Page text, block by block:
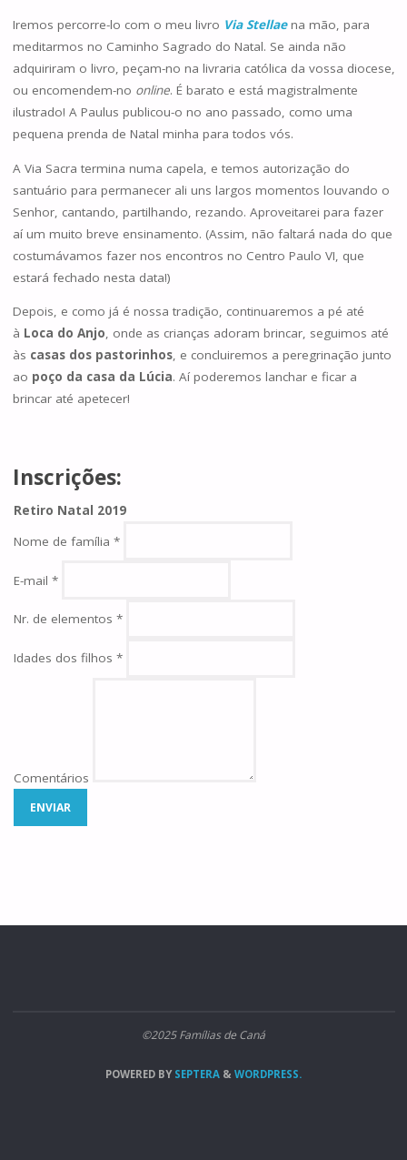
Iremos percorre-lo com o meu livro Via Stellae na mão, para
meditarmos no Caminho Sagrado do Natal. Se ainda não
adquiriram o livro, peçam-no na livraria católica da vossa diocese,
ou encomendem-no online. É barato e está magistralmente
ilustrado! A Paulus publicou-o no ano passado, como uma
pequena prenda de Natal minha para todos vós.
A Via Sacra termina numa capela, e temos autorização do
santuário para permanecer ali uns largos momentos louvando o
Senhor, cantando, partilhando, rezando. Aproveitarei para fazer
aí um muito breve ensinamento. (Assim, não faltará nada do que
costumávamos fazer nos encontros no Centro Paulo VI, que
estará fechado nesta data!)
Depois, e como já é nossa tradição, continuaremos a pé até
à Loca do Anjo, onde as crianças adoram brincar, seguimos até
às casas dos pastorinhos, e concluiremos a peregrinação junto
ao poço da casa da Lúcia. Aí poderemos lanchar e ficar a
brincar até apetecer!
Inscrições:
Retiro Natal 2019
Nome de família *
E-mail *
Nr. de elementos *
Idades dos filhos *
Comentários
ENVIAR
©2025 Famílias de Caná
POWERED BYSEPTERA & WORDPRESS.